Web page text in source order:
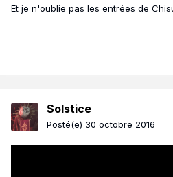
Et je n'oublie pas les entrées de
Solstice
Posté(e) 30 octobre 2016